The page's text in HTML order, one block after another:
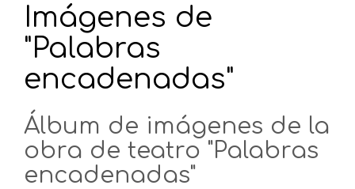
Imágenes de
"Palabras
encadenadas"
Álbum de imágenes de la
obra de teatro "Palabras
encadenadas"